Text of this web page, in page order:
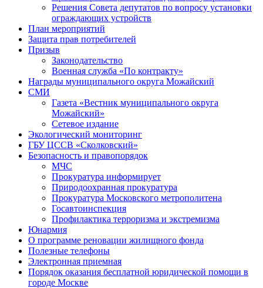
Решения Совета депутатов по вопросу установки
ограждающих устройств
План мероприятий
Защита прав потребителей
Призыв
Законодательство
Военная служба «По контракту»
Награды муниципального округа Можайский
СМИ
Газета «Вестник муниципального округа
Можайский»
Сетевое издание
Экологический мониторинг
ГБУ ЦССВ «Сколковский»
Безопасность и правопорядок
МЧС
Прокуратура информирует
Природоохранная прокуратура
Прокуратура Московского метрополитена
Госавтоинспекция
Профилактика терроризма и экстремизма
Юнармия
О программе реновации жилищного фонда
Полезные телефоны
Электронная приемная
Порядок оказания бесплатной юридической помощи в
городе Москве